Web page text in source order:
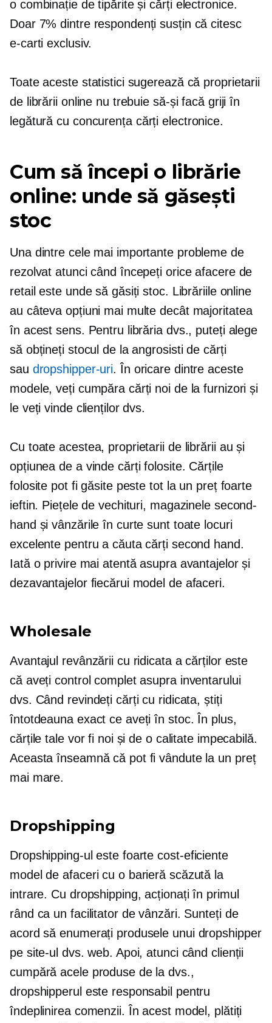
o combinație de tipărite șicărți electronice.
Doar 7% dintre respondenți susțin că citesc
e-carti exclusiv.
Toate aceste statistici sugerează că proprietarii
de librării online nu trebuie să-și facă griji în
legătură cu concurența cărți electronice.
Cum să începi o librărie
online: unde să găsești
stoc
Una dintre cele mai importante probleme de
rezolvat atunci când începeți orice afacere de
retail este unde să găsiți stoc. Librăriile online
au câteva opțiuni mai multe decât majoritatea
în acest sens. Pentru librăria dvs., puteți alege
să obțineți stocul de la angrosisti de cărți
sau dropshipper-uri. În oricare dintre aceste
modele, veți cumpăra cărți noi de la furnizori și
le veți vinde clienților dvs.
Cu toate acestea, proprietarii de librării au și
opțiunea de a vinde cărți folosite. Cărțile
folosite pot fi găsite peste tot la un preț foarte
ieftin. Piețele de vechituri, magazinele second-
hand și vânzările în curte sunt toate locuri
excelente pentru a căuta cărți second hand.
Iată o privire mai atentă asupra avantajelor și
dezavantajelor fiecărui model de afaceri.
Wholesale
Avantajul revânzării cu ridicata a cărților este
că aveți control complet asupra inventarului
dvs. Când revindeți cărți cu ridicata, știți
întotdeauna exact ce aveți în stoc. În plus,
cărțile tale vor fi noi și de o calitate impecabilă.
Aceasta înseamnă că pot fi vândute la un preț
mai mare.
Dropshipping
Dropshipping-ul este foartecost-eficiente
model de afaceri cu o barieră scăzută la
intrare. Cu dropshipping, acționați în primul
rând ca un facilitator de vânzări. Sunteți de
acord să enumerați produsele unui dropshipper
pe site-ul dvs. web. Apoi, atunci când clienții
cumpără acele produse de la dvs.,
dropshipperul este responsabil pentru
îndeplinirea comenzii. În acest model, plătiți